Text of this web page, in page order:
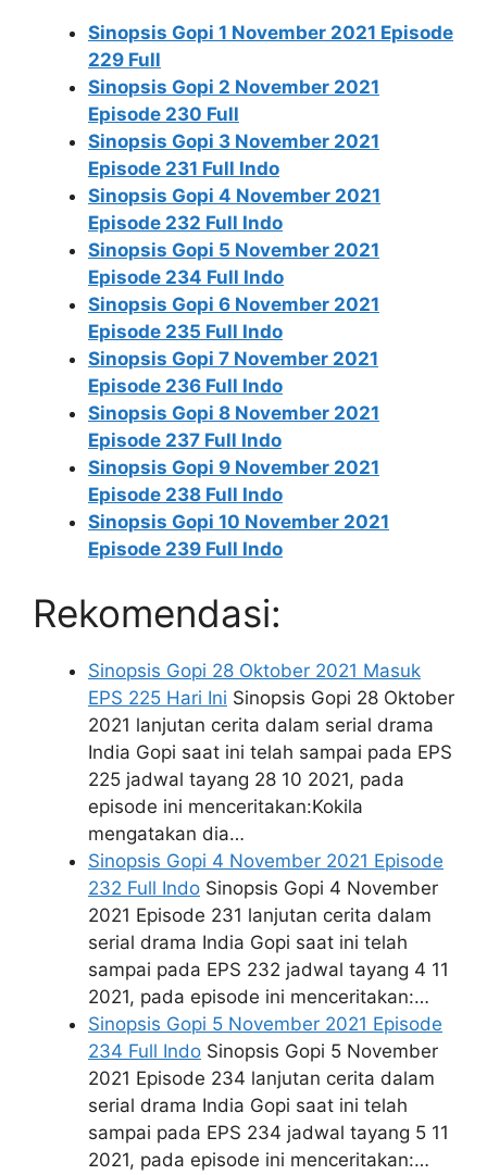
Sinopsis Gopi 1 November 2021 Episode
229 Full
Sinopsis Gopi 2 November 2021
Episode 230 Full
Sinopsis Gopi 3 November 2021
Episode 231 Full Indo
Sinopsis Gopi 4 November 2021
Episode 232 Full Indo
Sinopsis Gopi 5 November 2021
Episode 234 Full Indo
Sinopsis Gopi 6 November 2021
Episode 235 Full Indo
Sinopsis Gopi 7 November 2021
Episode 236 Full Indo
Sinopsis Gopi 8 November 2021
Episode 237 Full Indo
Sinopsis Gopi 9 November 2021
Episode 238 Full Indo
Sinopsis Gopi 10 November 2021
Episode 239 Full Indo
Rekomendasi:
Sinopsis Gopi 28 Oktober 2021 Masuk
EPS 225 Hari Ini Sinopsis Gopi 28 Oktober
2021 lanjutan cerita dalam serial drama
India Gopi saat ini telah sampai pada EPS
225 jadwal tayang 28 10 2021, pada
episode ini menceritakan:Kokila
mengatakan dia…
Sinopsis Gopi 4 November 2021 Episode
232 Full Indo Sinopsis Gopi 4 November
2021 Episode 231 lanjutan cerita dalam
serial drama India Gopi saat ini telah
sampai pada EPS 232 jadwal tayang 4 11
2021, pada episode ini menceritakan:…
Sinopsis Gopi 5 November 2021 Episode
234 Full Indo Sinopsis Gopi 5 November
2021 Episode 234 lanjutan cerita dalam
serial drama India Gopi saat ini telah
sampai pada EPS 234 jadwal tayang 5 11
2021, pada episode ini menceritakan:…